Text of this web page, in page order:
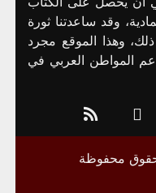
وقد ساعدتنا ثورة
وهذا الموقع مجرد
المواطن العربي في
محفوظة